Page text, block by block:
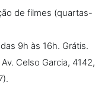
de filmes (quartas-
9h às 16h. Grátis.
Av. Celso Garcia, 4142,